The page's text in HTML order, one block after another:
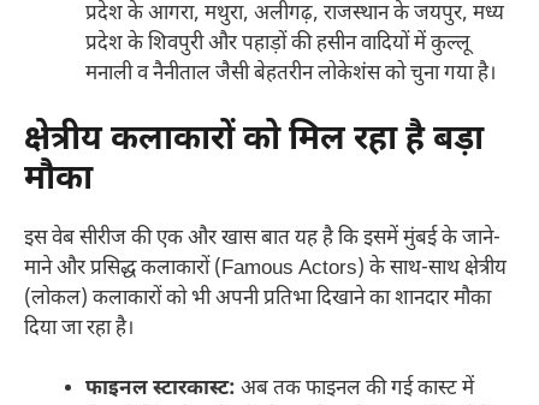
प्रदेश के आगरा, मथुरा, अलीगढ़, राजस्थान के जयपुर, मध्य
प्रदेश के शिवपुरी और पहाड़ों की हसीन वादियों में कुल्लू
मनाली व नैनीताल जैसी बेहतरीन लोकेशंस को चुना गया है।
क्षेत्रीय कलाकारों को मिल रहा है बड़ा
मौका
इस वेब सीरीज की एक और खास बात यह है कि इसमें मुंबई के जाने-
माने और प्रसिद्ध कलाकारों (Famous Actors) के साथ-साथ क्षेत्रीय
(लोकल) कलाकारों को भी अपनी प्रतिभा दिखाने का शानदार मौका
दिया जा रहा है।
फाइनल स्टारकास्ट: अब तक फाइनल की गई कास्ट में